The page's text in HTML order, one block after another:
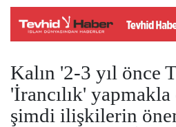
Kalın '2-3 yıl önce
'İrancılık'
şimdi ilişkilerin